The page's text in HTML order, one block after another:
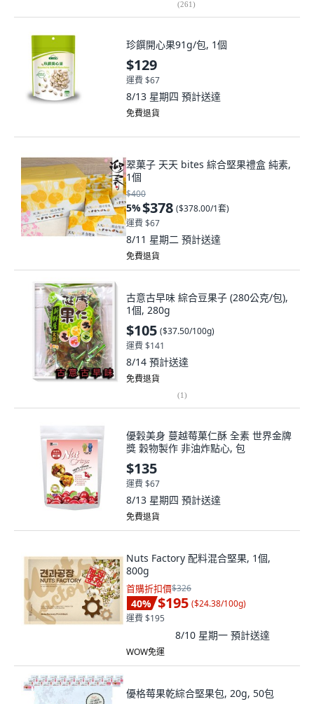
(261)
珍饌開心果91g/包, 1個
$129
運費 $67
8/13 星期四 預計送達
免費退貨
翠菓子 天天 bites 綜合堅果禮盒 純素,
1個
$400
5%$378 ($378.00/1套)
運費 $67
8/11 星期二 預計送達
免費退貨
古意古早味 綜合豆果子 (280公克/包),
1個, 280g
$105 ($37.50/100g)
運費 $141
8/14 預計送達
免費退貨
(1)
優穀美身 蔓越莓菓仁酥 全素 世界金牌
獎 穀物製作 非油炸點心, 包
$135
運費 $67
8/13 星期四 預計送達
免費退貨
Nuts Factory 配料混合堅果, 1個,
800g
首購折扣價$326
40% $195 ($24.38/100g)
運費 $195
8/10 星期一 預計送達
WOW免運
優格莓果乾綜合堅果包, 20g, 50包